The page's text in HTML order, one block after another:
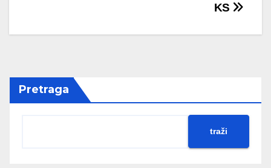
KS
Pretraga
traži